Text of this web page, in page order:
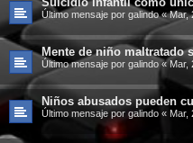
Último mensaje por galindo«Mar,
Mente de niño maltratado
Último mensaje por galindo«Mar,
Niños abusados pueden
Último mensaje por galindo « Mar,